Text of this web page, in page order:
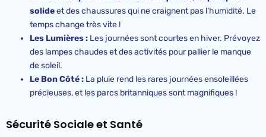
solideet des chaussures qui ne craignent pas l’humidité. Le
temps change très vite !
Les Lumières : Les journées sont courtes en hiver. Prévoyez
des lampes chaudes et des activités pour pallier le manque
de soleil.
Le Bon Côté : La pluie rend les rares journées ensoleillées
précieuses, et les parcs britanniques sont magnifiques !
Sécurité Sociale et Santé